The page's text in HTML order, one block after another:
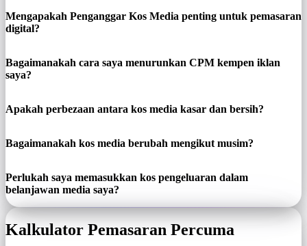
Mengapakah Penganggar Kos Media penting untuk pemasaran
digital?
Bagaimanakah cara saya menurunkan CPM kempen iklan
saya?
Apakah perbezaan antara kos media kasar dan bersih?
Bagaimanakah kos media berubah mengikut musim?
Perlukah saya memasukkan kos pengeluaran dalam
belanjawan media saya?
Kalkulator Pemasaran Percuma